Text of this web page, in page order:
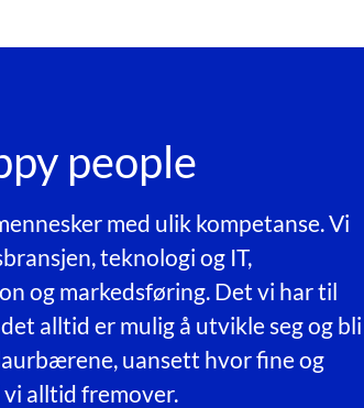
people
med ulik kompetanse. Vi
teknologi og IT,
og markedsføring. Det vi har til
alltid er mulig å utvikle seg og bli
uansett hvor fine og
alltid fremover.